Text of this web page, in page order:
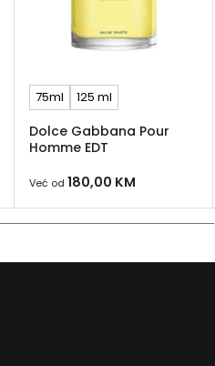
75ml 125 ml
Dolce Gabbana Pour
Homme EDT
Već od 180,00 KM